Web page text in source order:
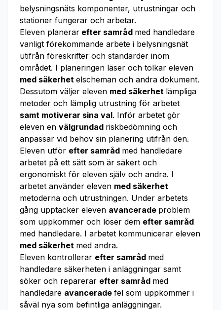
belysningsnäts komponenter, utrustningar och
stationer fungerar och arbetar.
Eleven planerar efter samråd med handledare
vanligt förekommande arbete i belysningsnät
utifrån föreskrifter och standarder inom
området. I planeringen läser och tolkar eleven
med säkerhet elscheman och andra dokument.
Dessutom väljer eleven med säkerhet lämpliga
metoder och lämplig utrustning för arbetet
samt motiverar sina val. Inför arbetet gör
eleven en välgrundad riskbedömning och
anpassar vid behov sin planering utifrån den.
Eleven utför efter samråd med handledare
arbetet på ett sätt som är säkert och
ergonomiskt för eleven själv och andra. I
arbetet använder eleven med säkerhet
metoderna och utrustningen. Under arbetets
gång upptäcker eleven avancerade problem
som uppkommer och löser dem efter samråd
med handledare. I arbetet kommunicerar eleven
med säkerhet med andra.
Eleven kontrollerar efter samråd med
handledare säkerheten i anläggningar samt
söker och reparerar efter samråd med
handledare avancerade fel som uppkommer i
såväl nya som befintliga anläggningar.